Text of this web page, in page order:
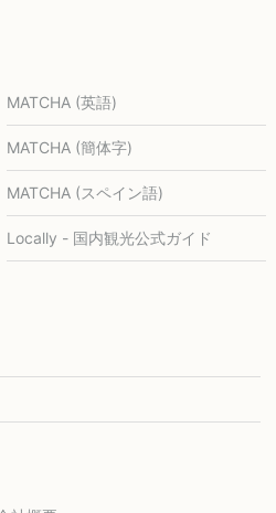
MATCHA (英語)
MATCHA (簡体字)
MATCHA (スペイン語)
Locally - 国内観光公式ガイド